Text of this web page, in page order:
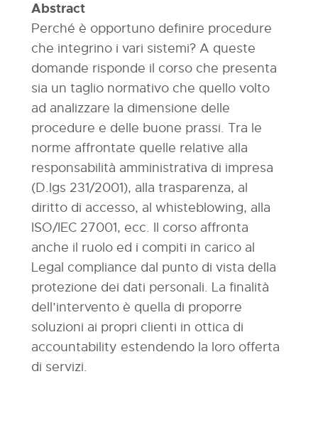
Abstract
Perché è opportuno definire procedure
che integrino i vari sistemi? A queste
domande risponde il corso che presenta
sia un taglio normativo che quello volto
ad analizzare la dimensione delle
procedure e delle buone prassi. Tra le
norme affrontate quelle relative alla
responsabilità amministrativa di impresa
(D.lgs 231/2001), alla trasparenza, al
diritto di accesso, al whisteblowing, alla
ISO/IEC 27001, ecc. Il corso affronta
anche il ruolo ed i compiti in carico al
Legal compliance dal punto di vista della
protezione dei dati personali. La finalità
dell’intervento è quella di proporre
soluzioni ai propri clienti in ottica di
accountability estendendo la loro offerta
di servizi.